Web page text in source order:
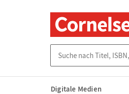
Digitale Medien